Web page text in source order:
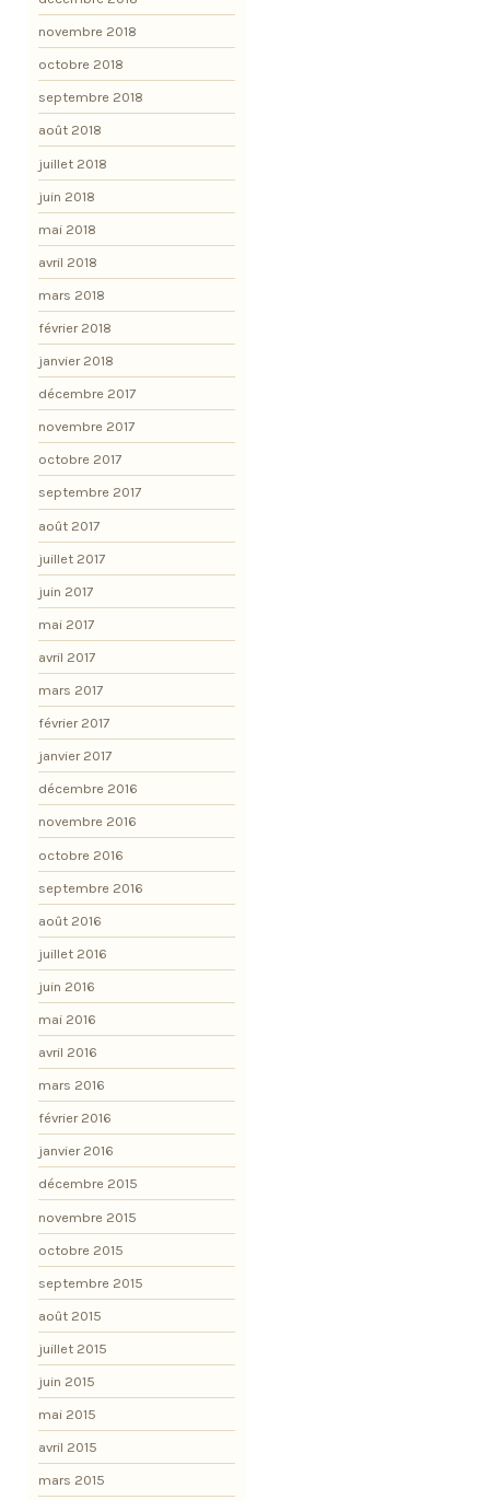
novembre 2018
octobre 2018
septembre 2018
août 2018
juillet 2018
juin 2018
mai 2018
avril 2018
mars 2018
février 2018
janvier 2018
décembre 2017
novembre 2017
octobre 2017
septembre 2017
août 2017
juillet 2017
juin 2017
mai 2017
avril 2017
mars 2017
février 2017
janvier 2017
décembre 2016
novembre 2016
octobre 2016
septembre 2016
août 2016
juillet 2016
juin 2016
mai 2016
avril 2016
mars 2016
février 2016
janvier 2016
décembre 2015
novembre 2015
octobre 2015
septembre 2015
août 2015
juillet 2015
juin 2015
mai 2015
avril 2015
mars 2015